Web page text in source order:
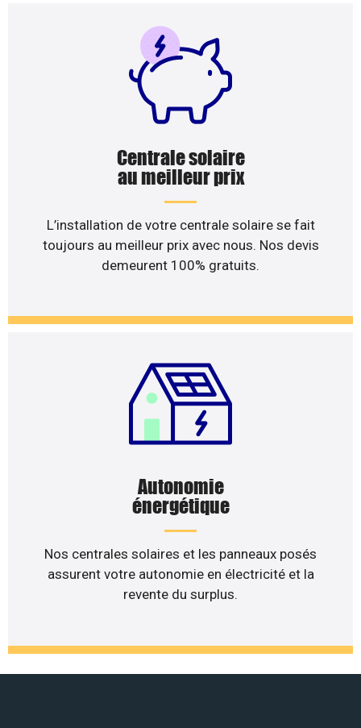
Centrale solaire
au meilleur prix
L’installation de votre centrale solaire se fait
toujours au meilleur prix avec nous. Nos devis
demeurent 100% gratuits.
Autonomie
énergétique
Nos centrales solaires et les panneaux posés
assurent votre autonomie en électricité et la
revente du surplus.